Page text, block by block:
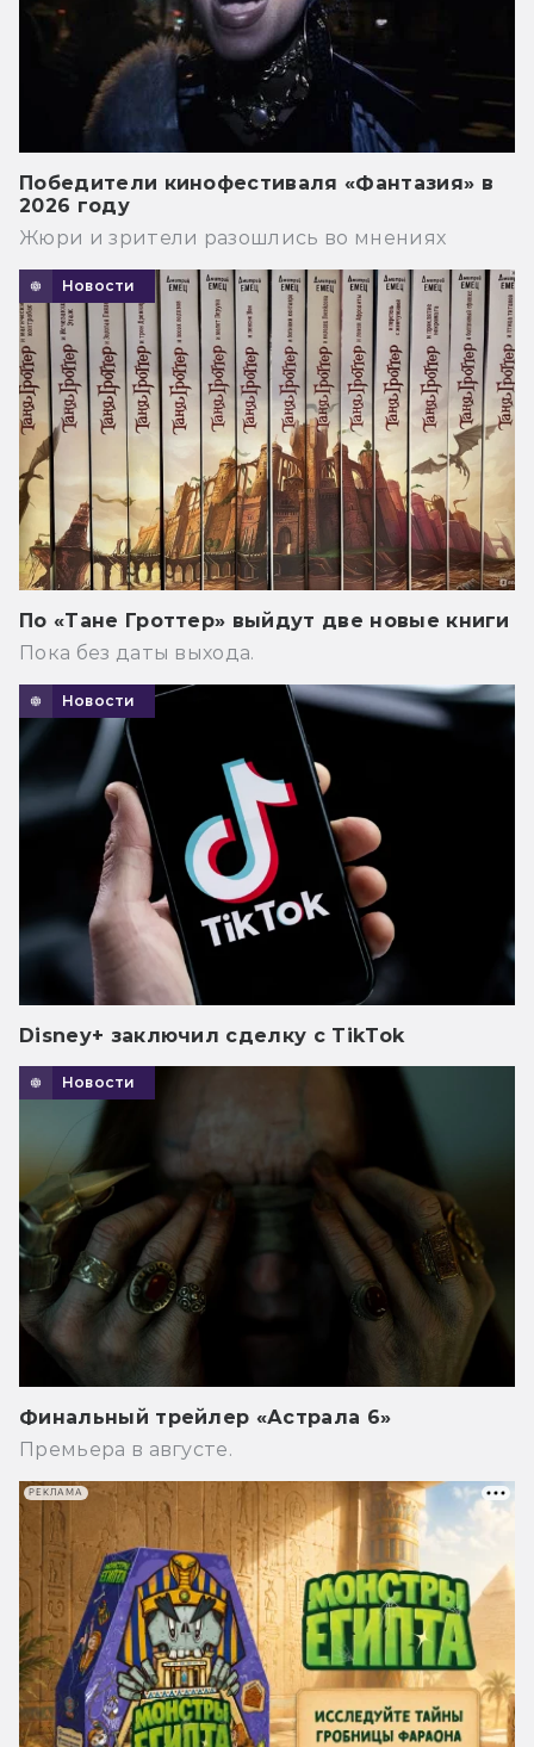
Победители кинофестиваля «Фантазия» в
2026 году
Жюри и зрители разошлись во мнениях
Новости
По «Тане Гроттер» выйдут две новые книги
Пока без даты выхода.
Новости
Disney+ заключил сделку с TikTok
Новости
Финальный трейлер «Астрала 6»
Премьера в августе.
РЕКЛАМА